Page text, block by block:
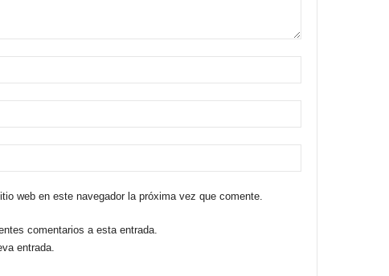
web en este navegador la próxima vez que comente.
comentarios a esta entrada.
entrada.